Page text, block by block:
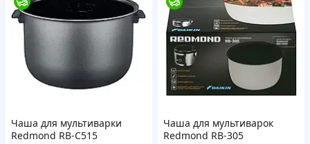
Чаша для мультиварки
Redmond RB-C515
Чаша для мультиварок
Redmond RB-305